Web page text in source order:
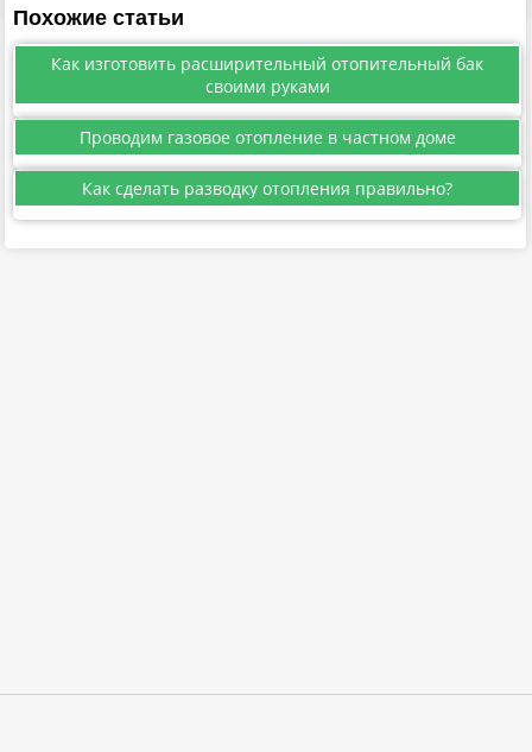
Похожие статьи
Как изготовить расширительный отопительный бак
своими руками
Проводим газовое отопление в частном доме
Как сделать разводку отопления правильно?